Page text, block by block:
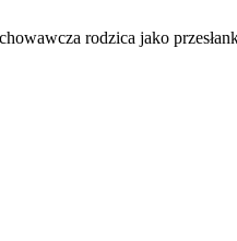
rodzica jako